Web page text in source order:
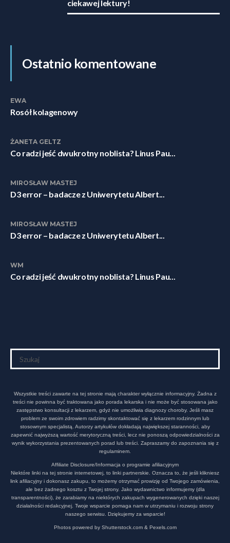
ciekawej lektury!
Ostatnio komentowane
EWA
Rosół kolagenowy
ŻANETA GELTZ
Co radzi jeść dwukrotny noblista? Linus Pau...
MIROSŁAW MASTEJ
D3 error – badacze z Uniwerytetu Albert...
MIROSŁAW MASTEJ
D3 error – badacze z Uniwerytetu Albert...
WM
Co radzi jeść dwukrotny noblista? Linus Pau...
Wszystkie treści zawarte na tej stronie mają charakter wyłącznie informacyjny. Żadna z
treści nie powinna być traktowana jako porada lekarska i nie może być stosowana jako
zastępstwo konsultacji z lekarzem, gdyż nie umożliwia diagnozy choroby. Jeśli masz
problem ze swoim zdrowiem radzimy skontaktować się z lekarzem rodzinnym lub
stosownym specjalistą. Autorzy artykułów dokładają największej staranności, aby
zapewnić najwyższą wartość merytoryczną treści, lecz nie ponoszą odpowiedzialności za
wynik wykorzystania prezentowanych porad lub treści. Zapraszamy do zapoznania się z
regulaminem.
Affiliate Disclosure/Informacja o programie afiliacyjnym
Niektóre linki na tej stronie internetowej, to linki partnerskie. Oznacza to, że jeśli klikniesz
link afiliacyjny i dokonasz zakupu, to możemy otrzymać prowizję od Twojego zamówienia,
ale bez żadnego kosztu z Twojej strony. Jako wydawnictwo informujemy (dla
transparentności), że zarabiamy na niektórych zakupach wygenerowanych dzięki naszej
działalności redakcyjnej. Twoje wsparcie pomaga nam w utrzymaniu i rozwoju strony
naszego serwisu. Dziękujemy za wsparcie!
Photos powered by Shutterstock.com & Pexels.com